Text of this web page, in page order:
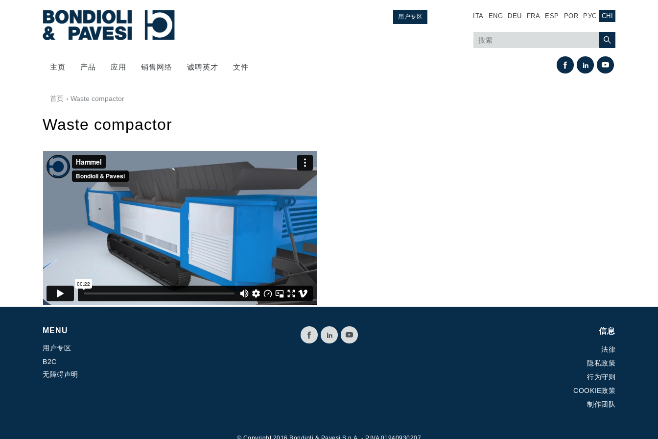
ITA ENG DEU FRA ESP POR РУС CHI
用户专区
主页 产品 应用 销售网络 诚聘英才 文件
动力传输
万向传动轴
齿轮变速箱
专为 Bondioli & Pavesi 制造的齿轮变速箱
平行轴齿轮变速箱
特殊应用齿轮变速箱
液压控制型多片离合器
齿轮泵和马达
开路式轴向柱塞泵
径向活塞电机
联轴器系统
液压集成回路
方向控制阀
服控制器
控制系统的电子元件
首页 › Waste compactor
Waste compactor
MENU
用户专区
B2C
无障碍声明
信息
法律
隐私政策
行为守则
COOKIE政策
制作团队